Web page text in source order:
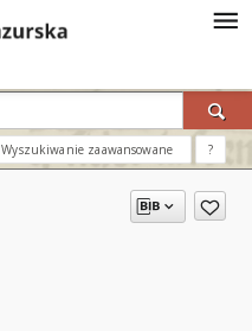
Wyszukiwanie zaawansowane ?